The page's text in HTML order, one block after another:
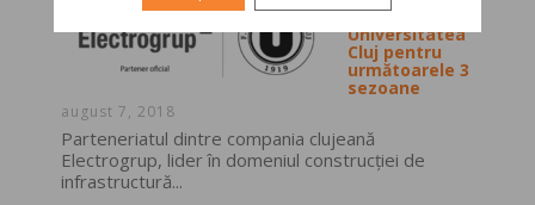
partenerul FC
Universitatea
Cluj pentru
următoarele 3
sezoane
august 7, 2018
Parteneriatul dintre compania clujeană
Electrogrup, lider în domeniul construcţiei de
infrastructură...